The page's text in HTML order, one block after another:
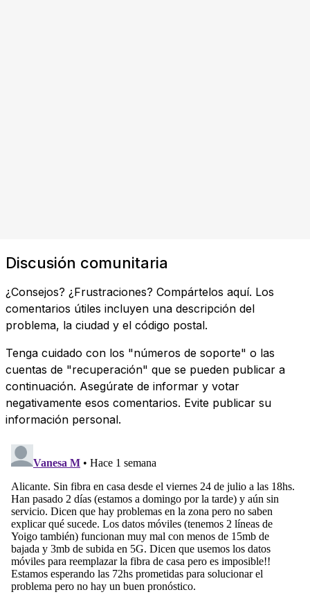
Discusión comunitaria
¿Consejos? ¿Frustraciones? Compártelos aquí. Los
comentarios útiles incluyen una descripción del
problema, la ciudad y el código postal.
Tenga cuidado con los "números de soporte" o las
cuentas de "recuperación" que se pueden publicar a
continuación. Asegúrate de informar y votar
negativamente esos comentarios. Evite publicar su
información personal.